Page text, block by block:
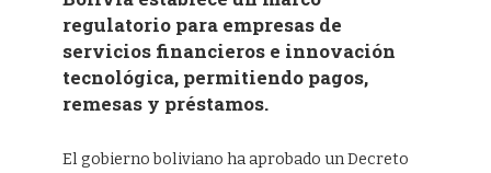
regulatorio para empresas de
servicios financieros e innovación
tecnológica, permitiendo pagos,
remesas y préstamos.
El gobierno boliviano ha aprobado un Decreto